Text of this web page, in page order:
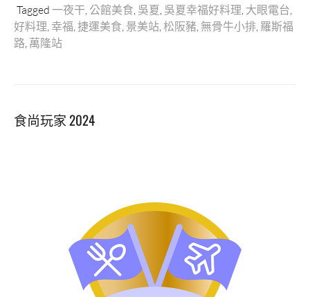
Tagged 一夜干 公館美食 吳夏 吳夏幸福好料理 大眼電台
好料理 幸福 捷運美食 景美站 松阪豬 無骨牛小排 羅斯福
路 萬隆站
食尚玩家 2024